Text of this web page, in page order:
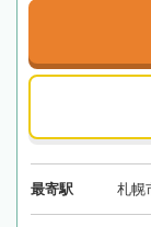
最寄駅 札幌